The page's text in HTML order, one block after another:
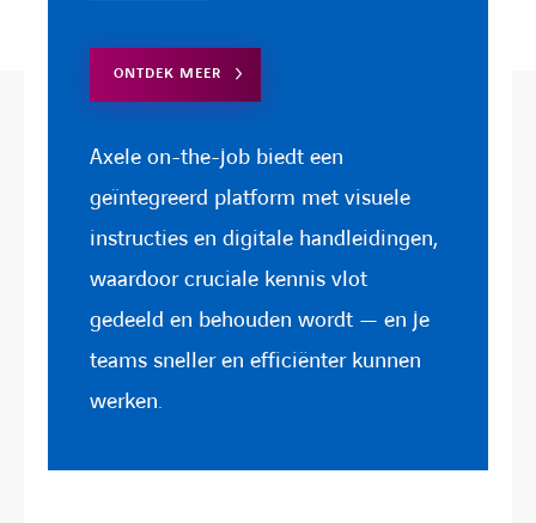
ONTDEK MEER
Axele on-the-job biedt een
geïntegreerd platform met visuele
instructies en digitale handleidingen,
waardoor cruciale kennis vlot
gedeeld en behouden wordt — en je
teams sneller en efficiënter kunnen
werken.